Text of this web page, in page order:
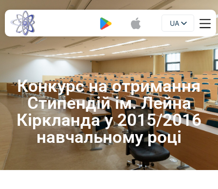
UA
EN
Конкурс на отримання
Стипендій ім. Лейна
Кіркланда у 2015/2016
навчальному році